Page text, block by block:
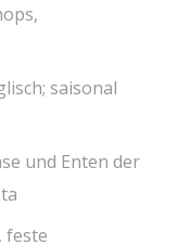
saisonal
und Enten der
feste